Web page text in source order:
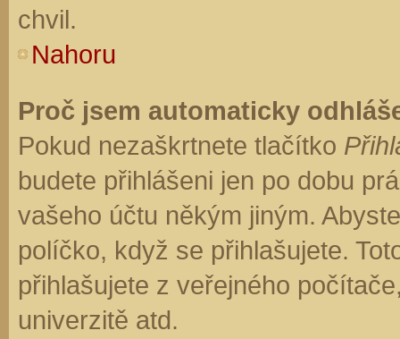
chvil.
Nahoru
Proč jsem automaticky
Pokud nezaškrtnete tlačítko
budete přihlášeni jen po dobu
vašeho účtu někým jiným.
políčko, když se přihlašujete.
přihlašujete z veřejného
univerzitě atd.